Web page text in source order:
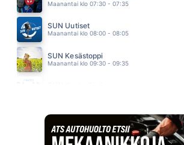
Maanantai klo 07:30 - 07:35
SUN Uutiset
Maanantai klo 08:00 - 08:05
SUN Kesästoppi
Maanantai klo 09:30 - 09:35